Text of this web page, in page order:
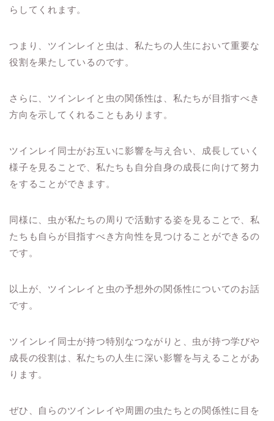
らしてくれます。
つまり、ツインレイと虫は、私たちの人生において重要な
役割を果たしているのです。
さらに、ツインレイと虫の関係性は、私たちが目指すべき
方向を示してくれることもあります。
ツインレイ同士がお互いに影響を与え合い、成長していく
様子を見ることで、私たちも自分自身の成長に向けて努力
をすることができます。
同様に、虫が私たちの周りで活動する姿を見ることで、私
たちも自らが目指すべき方向性を見つけることができるの
です。
以上が、ツインレイと虫の予想外の関係性についてのお話
です。
ツインレイ同士が持つ特別なつながりと、虫が持つ学びや
成長の役割は、私たちの人生に深い影響を与えることがあ
ります。
ぜひ、自らのツインレイや周囲の虫たちとの関係性に目を